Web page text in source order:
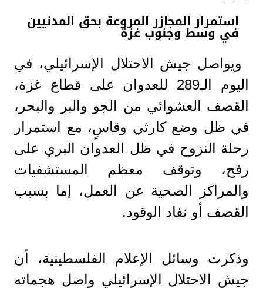
استمرار المجازر المروعة بحق المدنيين
في وسط وجنوب غزة
ويواصل جيش الاحتلال الإسرائيلي، في
اليوم الـ289 للعدوان على قطاع غزة،
القصف العشوائي من الجو والبر والبحر،
في ظل وضع كارثي وقاسٍ، مع استمرار
رحلة النزوح في ظل العدوان البري على
رفح، وتوقف معظم المستشفيات
والمراكز الصحية عن العمل، إما بسبب
القصف أو نفاد الوقود.
وذكرت وسائل الإعلام الفلسطينية، أن
جيش الاحتلال الإسرائيلي واصل هجماته